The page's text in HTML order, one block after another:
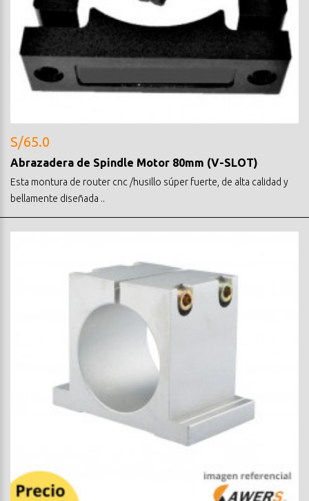
S/65.0
Abrazadera de Spindle Motor 80mm (V-SLOT)
Esta montura de router cnc /husillo súper fuerte, de alta calidad y
bellamente diseñada ..